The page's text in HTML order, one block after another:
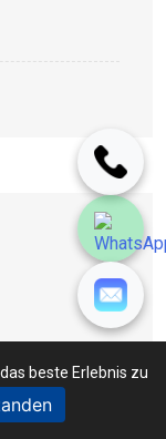
beste Erlebnis zu